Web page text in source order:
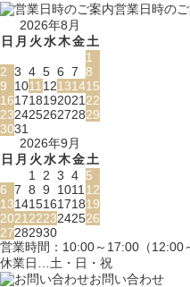
営業日時の
2026年8月
日 月 火水木金土
1
2 3 4 5 6 7 8
9
1011 12131415
161718192021 22
23242526272829
3031
2026年9月
日 月 火水木金土
1
2 3 4 5
6 7 8 9 1011 12
13141516171819
2021 2223242526
27282930
営業時間：10:00～17:00（12:00
休業日…土・日・祝
お問い合わせ